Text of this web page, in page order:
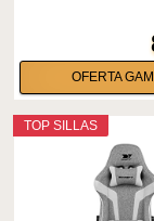
OFERTA
TOP SILLAS